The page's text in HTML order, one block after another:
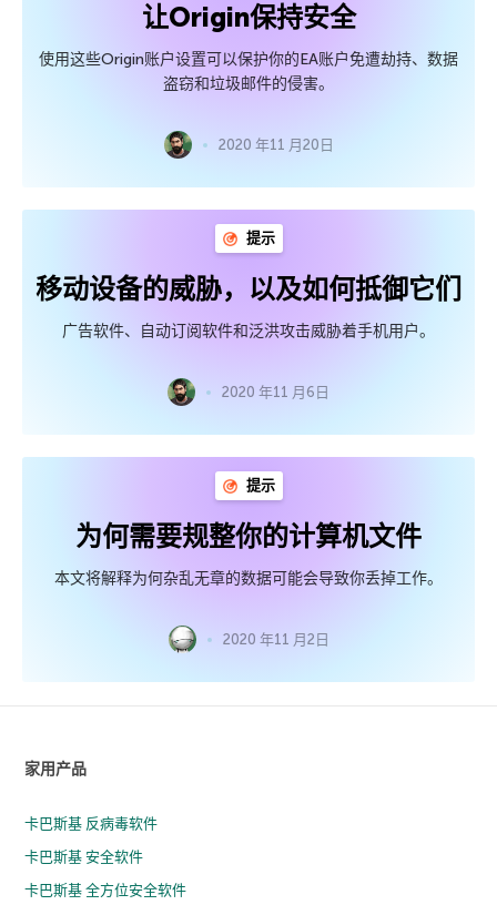
让Origin保持安全
使用这些Origin账户设置可以保护你的EA账户免遭劫持、数据
盗窃和垃圾邮件的侵害。
2020 年11 月20日
提示
移动设备的威胁，以及如何抵御它们
广告软件、自动订阅软件和泛洪攻击威胁着手机用户。
2020 年11 月6日
提示
为何需要规整你的计算机文件
本文将解释为何杂乱无章的数据可能会导致你丢掉工作。
2020 年11 月2日
家用产品
卡巴斯基 反病毒软件
卡巴斯基 安全软件
卡巴斯基 全方位安全软件